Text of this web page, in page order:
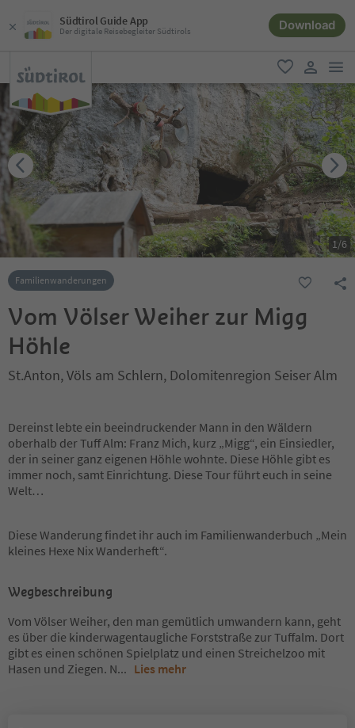
Südtirol Guide App
Der digitale Reisebegleiter Südtirols Download
favorit
user link
1/6
Familienwanderungen
Vom Völser Weiher zur Migg
Höhle
St.Anton, Völs am Schlern, Dolomitenregion Seiser Alm
Dereinst lebte ein beeindruckender Mann in den Wäldern
oberhalb der Tuff Alm: Franz Mich, kurz „Migg“, ein Einsiedler,
der in seiner ganz eigenen Höhle wohnte. Diese Höhle gibt es
immer noch, samt Einrichtung. Diese Tour führt euch in seine
Welt…
Diese Wanderung findet ihr auch im Familienwanderbuch „Mein
kleines Hexe Nix Wanderheft“.
Wegbeschreibung
Vom Völser Weiher, den man gemütlich umwandern kann, geht
es über die kinderwagentaugliche Forststraße zur Tuffalm. Dort
gibt es einen schönen Spielplatz und einen Streichelzoo mit
Hasen und Ziegen. N... Lies mehr